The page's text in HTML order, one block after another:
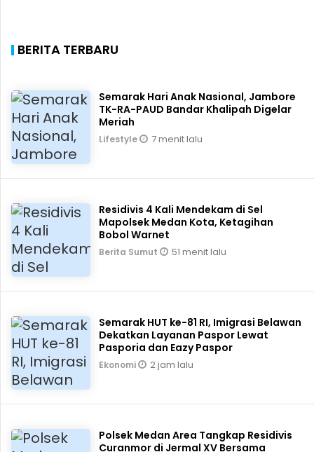
BERITA TERBARU
Semarak Hari Anak Nasional, Jambore
TK-RA-PAUD Bandar Khalipah Digelar
Meriah
Lifestyle 7 menit lalu
Residivis 4 Kali Mendekam di Sel
Mapolsek Medan Kota, Ketagihan
Bobol Warnet
Berita Sumut 51 menit lalu
Semarak HUT ke-81 RI, Imigrasi Belawan
Dekatkan Layanan Paspor Lewat
Pasporia dan Eazy Paspor
Ekonomi 2 jam lalu
Polsek Medan Area Tangkap Residivis
Curanmor di Jermal XV Bersama